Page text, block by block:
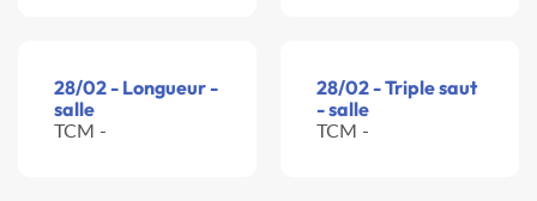
28/02 - Longueur -
salle
TCM -
28/02 - Triple saut
- salle
TCM -